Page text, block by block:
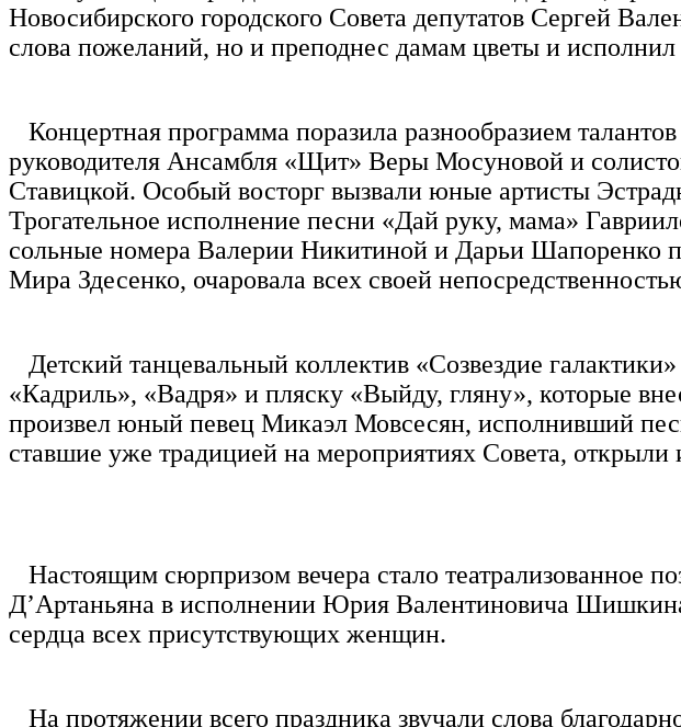
Новосибирского городского Совета депутатов Сергей
слова пожеланий, но и преподнес дамам цветы и
Концертная программа поразила разнообразием
руководителя Ансамбля «Щит» Веры Мосуновой и
Ставицкой. Особый восторг вызвали юные артисты
Трогательное исполнение песни «Дай руку, мама»
сольные номера Валерии Никитиной и Дарьи Шапоренко
Мира Здесенко, очаровала всех своей
Детский танцевальный коллектив «Созвездие
«Кадриль», «Вадря» и пляску «Выйду, гляну», которые
произвел юный певец Микаэл Мовсесян, исполнивший
ставшие уже традицией на мероприятиях Совета,
Настоящим сюрпризом вечера стало театрализованное
Д’Артаньяна в исполнении Юрия Валентиновича
сердца всех присутствующих женщин.
На протяжении всего праздника звучали слова